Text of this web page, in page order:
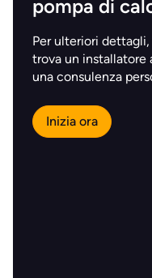
pompa di
Per ulteriori
trova un installatore
una consulenza
Inizia ora